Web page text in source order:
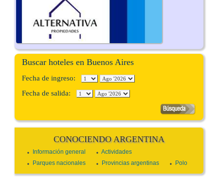
Buscar hoteles en Buenos Aires
Fecha de ingreso:
Fecha de salida:
CONOCIENDO ARGENTINA
Información general
Actividades
Parques nacionales
Provincias argentinas Polo